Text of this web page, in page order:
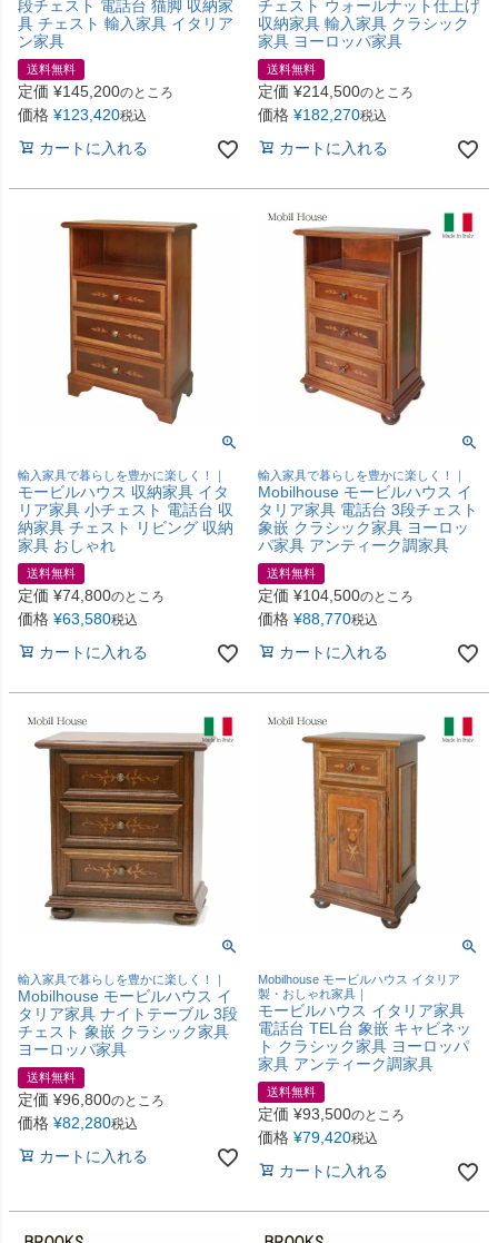
段チェスト 電話台 猫脚 収納家
具 チェスト 輸入家具 イタリア
ン家具
送料無料
定価 ¥145,200のところ
価格 ¥123,420税込
カートに入れる
チェスト ウォールナット仕上げ
収納家具 輸入家具 クラシック
家具 ヨーロッパ家具
送料無料
定価 ¥214,500のところ
価格 ¥182,270税込
カートに入れる
輸入家具で暮らしを豊かに楽しく！｜
モービルハウス 収納家具 イタ
リア家具 小チェスト 電話台 収
納家具 チェスト リビング 収納
家具 おしゃれ
送料無料
定価 ¥74,800のところ
価格 ¥63,580税込
カートに入れる
輸入家具で暮らしを豊かに楽しく！｜
Mobilhouse モービルハウス イ
タリア家具 電話台 3段チェスト
象嵌 クラシック家具 ヨーロッ
パ家具 アンティーク調家具
送料無料
定価 ¥104,500のところ
価格 ¥88,770税込
カートに入れる
輸入家具で暮らしを豊かに楽しく！｜
Mobilhouse モービルハウス イ
タリア家具 ナイトテーブル 3段
チェスト 象嵌 クラシック家具
ヨーロッパ家具
送料無料
定価 ¥96,800のところ
価格 ¥82,280税込
カートに入れる
Mobilhouse モービルハウス イタリア
製・おしゃれ家具｜
モービルハウス イタリア家具
電話台 TEL台 象嵌 キャビネッ
ト クラシック家具 ヨーロッパ
家具 アンティーク調家具
送料無料
定価 ¥93,500のところ
価格 ¥79,420税込
カートに入れる